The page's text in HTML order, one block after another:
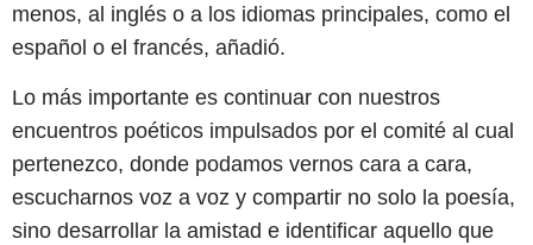
menos, al inglés o a los idiomas principales, como el
español o el francés, añadió.
Lo más importante es continuar con nuestros
encuentros poéticos impulsados por el comité al cual
pertenezco, donde podamos vernos cara a cara,
escucharnos voz a voz y compartir no solo la poesía,
sino desarrollar la amistad e identificar aquello que